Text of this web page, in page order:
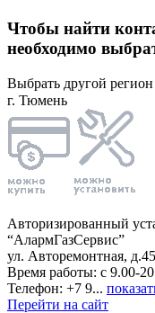
Чтобы найти
необходимо
Выбрать другой регион
г. Тюмень
Авторизированный
“АлармГазСервис”
ул. Авторемонтная,
Время работы: с 9.00-
Телефон: +7 9...
Перейти на сайт